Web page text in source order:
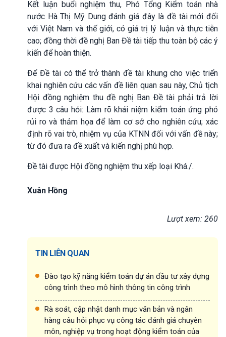
Kết luận buổi nghiệm thu, Phó Tổng Kiểm toán nhà
nước Hà Thị Mỹ Dung đánh giá đây là đề tài mới đối
với Việt Nam và thế giới, có giá trị lý luận và thực tiễn
cao; đồng thời đề nghị Ban Đề tài tiếp thu toàn bộ các ý
kiến để hoàn thiện.
Để Đề tài có thể trở thành đề tài khung cho việc triển
khai nghiên cứu các vấn đề liên quan sau này, Chủ tịch
Hội đồng nghiệm thu đề nghị Ban Đề tài phải trả lời
được 3 câu hỏi: Làm rõ khái niệm kiểm toán ứng phó
rủi ro và thảm họa để làm cơ sở cho nghiên cứu; xác
định rõ vai trò, nhiệm vụ của KTNN đối với vấn đề này;
từ đó đưa ra đề xuất và kiến nghị phù hợp.
Đề tài được Hội đồng nghiệm thu xếp loại Khá./.
Xuân Hồng
Lượt xem: 260
TIN LIÊN QUAN
Đào tạo kỹ năng kiểm toán dự án đầu tư xây dựng
công trình theo mô hình thông tin công trình
Rà soát, cập nhật danh mục văn bản và ngân
hàng câu hỏi phục vụ công tác đánh giá chuyên
môn, nghiệp vụ trong hoạt động kiểm toán của